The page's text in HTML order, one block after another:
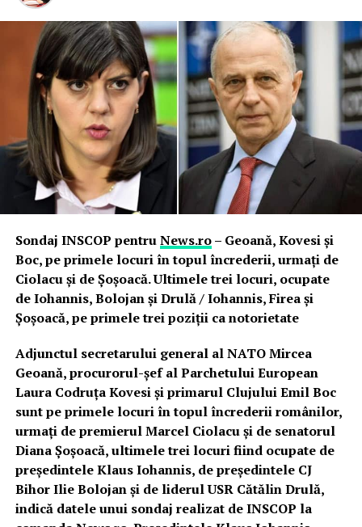
Sondaj INSCOP pentruNews.ro– Geoană, Kovesi şi
Boc, pe primele locuri în topul încrederii, urmaţi de
Ciolacu şi de Şoşoacă. Ultimele trei locuri, ocupate
de Iohannis, Bolojan şi Drulă / Iohannis, Firea şi
Şoşoacă, pe primele trei poziţii ca notorietate
Adjunctul secretarului general al NATO Mircea
Geoană, procurorul-şef al Parchetului European
Laura Codruţa Kovesi şi primarul Clujului Emil Boc
sunt pe primele locuri în topul încrederii românilor,
urmaţi de premierul Marcel Ciolacu şi de senatorul
Diana Şoşoacă, ultimele trei locuri fiind ocupate de
preşedintele Klaus Iohannis, de preşedintele CJ
Bihor Ilie Bolojan şi de liderul USR Cătălin Drulă,
indică datele unui sondaj realizat de INSCOP la